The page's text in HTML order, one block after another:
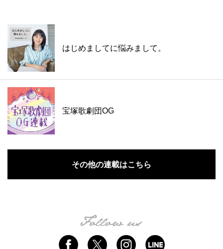
はじめましてに悩みまして。
宝塚歌劇団OG
その他の連載はこちら